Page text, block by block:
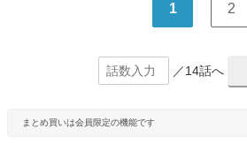
1 2
／14話へ
まとめ買いは会員限定の機能です